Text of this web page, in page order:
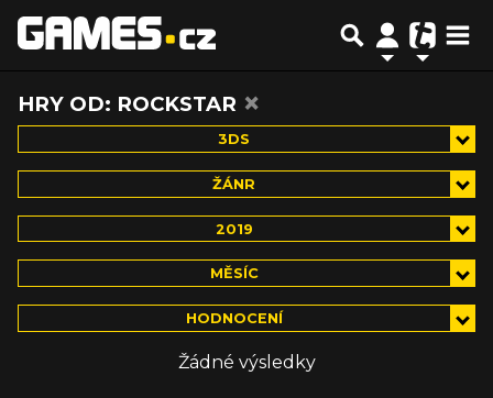
HRY OD: ROCKSTAR ×
3DS
ŽÁNR
2019
MĚSÍC
HODNOCENÍ
Žádné výsledky